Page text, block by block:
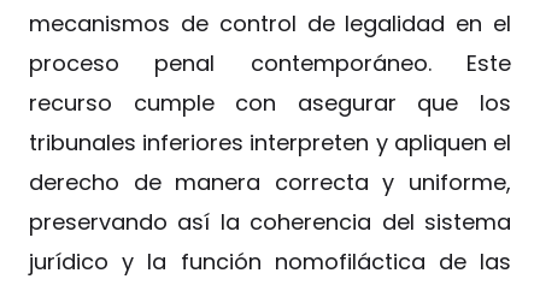
mecanismos de control de legalidad en el
proceso penal contemporáneo. Este
recurso cumple con asegurar que los
tribunales inferiores interpreten y apliquen el
derecho de manera correcta y uniforme,
preservando así la coherencia del sistema
jurídico y la función nomofiláctica de las